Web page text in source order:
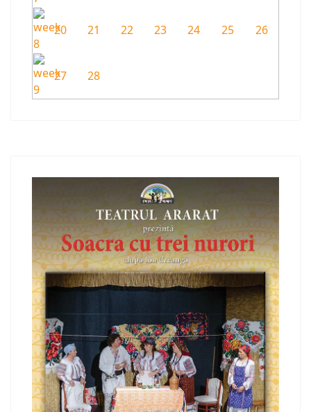
20 21 22 23 24 25 26
27 28